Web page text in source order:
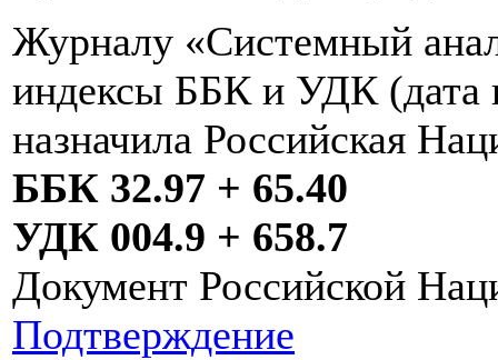
Журналу «Системный
индексы ББК и УДК (дата
назначила Российская
ББК 32.97 + 65.40
УДК 004.9 + 658.7
Документ Российской
Подтверждение